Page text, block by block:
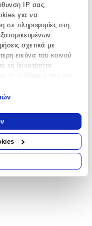
IP σας,
για να
σε πληροφορίες στη
σχετικά με
εικόνα του κοινού
τη δυνατότητα
με τη γεωγραφική
ακριβείς σε
σαρώνοντας ενεργά
αποτύπωμα)
επεξεργασίας των
τις προτιμήσεις σας
στιγμή από τη